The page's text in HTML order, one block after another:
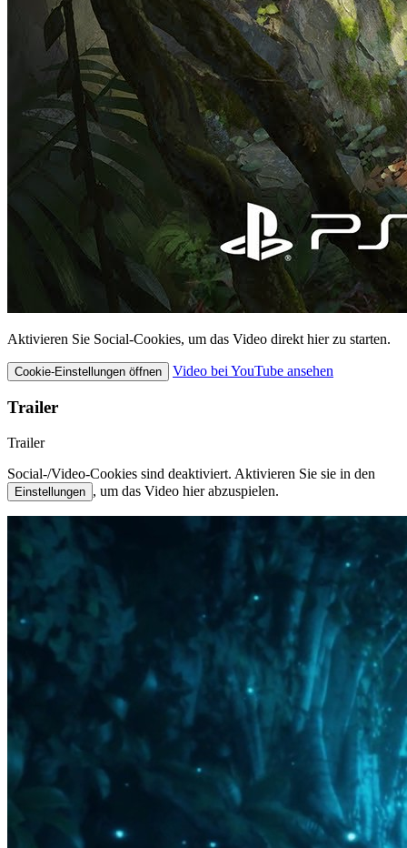
Aktivieren Sie Social-Cookies, um das Video direkt hier zu starten.
Cookie-Einstellungen öffnen Video bei YouTube ansehen
Trailer
Trailer
Social-/Video-Cookies sind deaktiviert. Aktivieren Sie sie in den
Einstellungen , um das Video hier abzuspielen.